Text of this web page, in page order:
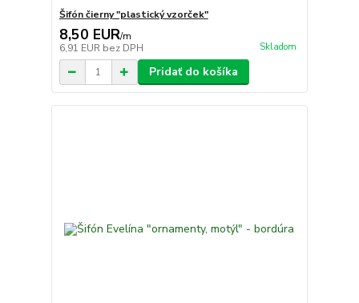
Šifón čierny "plastický vzorček"
8,50 EUR/m
6,91 EUR bez DPH Skladom
Pridať do košíka